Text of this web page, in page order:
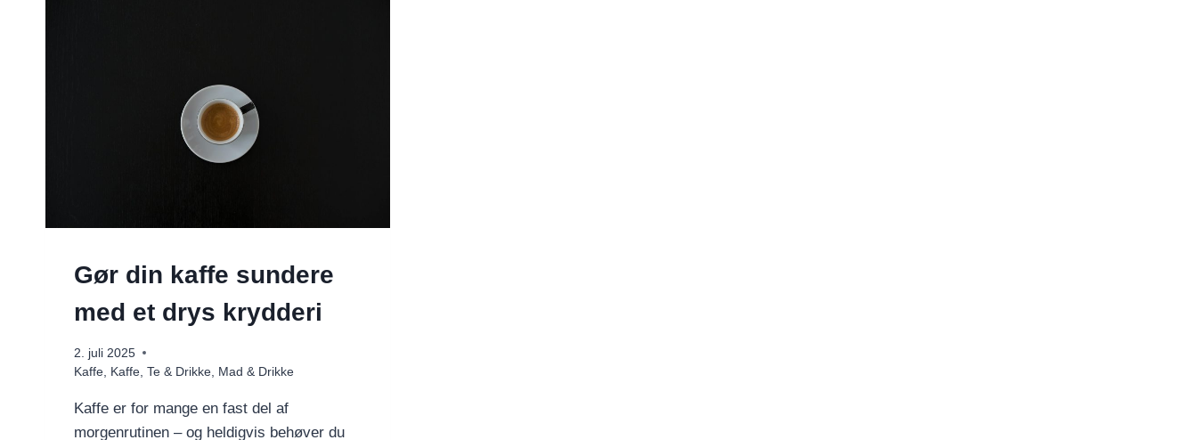
Gør din kaffe sundere
med et drys krydderi
2. juli 2025
Kaffe
Kaffe, Te & Drikke Mad & Drikke
Kaffe er for mange en fast del af
morgenrutinen – og heldigvis behøver du